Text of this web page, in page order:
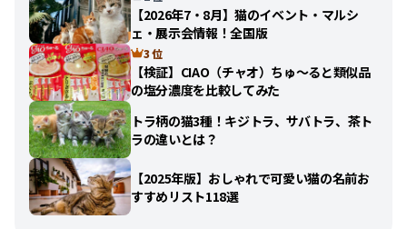
【2026年7・8月】猫のイベント・マルシ
ェ・展示会情報！全国版
3 位
【検証】CIAO（チャオ）ちゅ〜ると類似品
の塩分濃度を比較してみた
トラ柄の猫3種！キジトラ、サバトラ、茶ト
ラの違いとは？
【2025年版】おしゃれで可愛い猫の名前お
すすめリスト118選